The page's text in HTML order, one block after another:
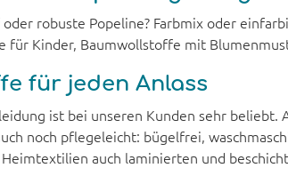
robuste Popeline? Farbmix oder
für Kinder, Baumwollstoffe mit
für jeden Anlass
ist bei unseren Kunden sehr
noch pflegeleicht: bügelfrei,
auch laminierten und